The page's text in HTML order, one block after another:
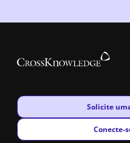
New
Solicite
New
Conecte-